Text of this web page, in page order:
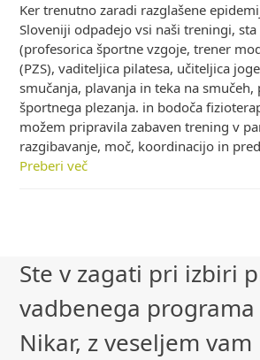
Ker trenutno zaradi razglašene
Sloveniji odpadejo vsi naši treningi,
(profesorica športne vzgoje, trener
(PZS), vaditeljica pilatesa, učiteljica
smučanja, plavanja in teka na
športnega plezanja. in bodoča
možem pripravila zabaven trening v
razgibavanje, moč, koordinacijo in
Preberi več
Ste v zagati pri izbiri
vadbenega programa
Nikar, z veseljem vam